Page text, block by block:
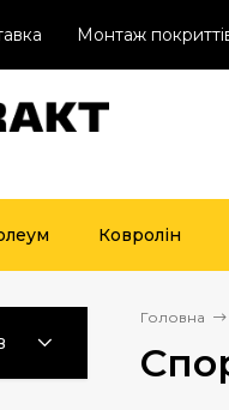
Монтаж
Ковролін
Головна